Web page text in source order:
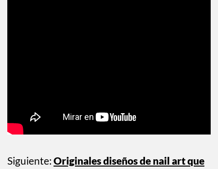
Siguiente: Originales diseños de nail art que